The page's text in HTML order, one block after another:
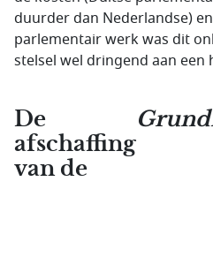
duurder dan Nederlandse)
parlementair werk was dit
stelsel wel dringend aan een
De
afschaffing
van de